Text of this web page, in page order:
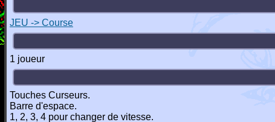
JEU -> Course
1 joueur
Touches Curseurs.
Barre d'espace.
1, 2, 3, 4 pour changer de vitesse.